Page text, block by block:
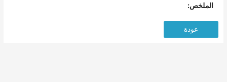
الملخص:
عودة